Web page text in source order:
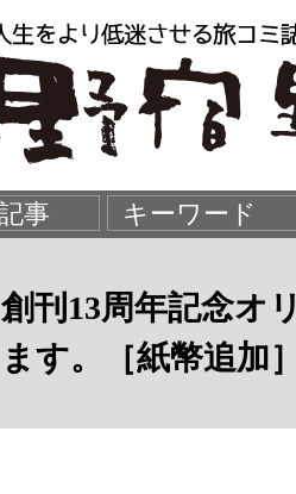
創刊13周年記念オ
ます。［紙幣追加